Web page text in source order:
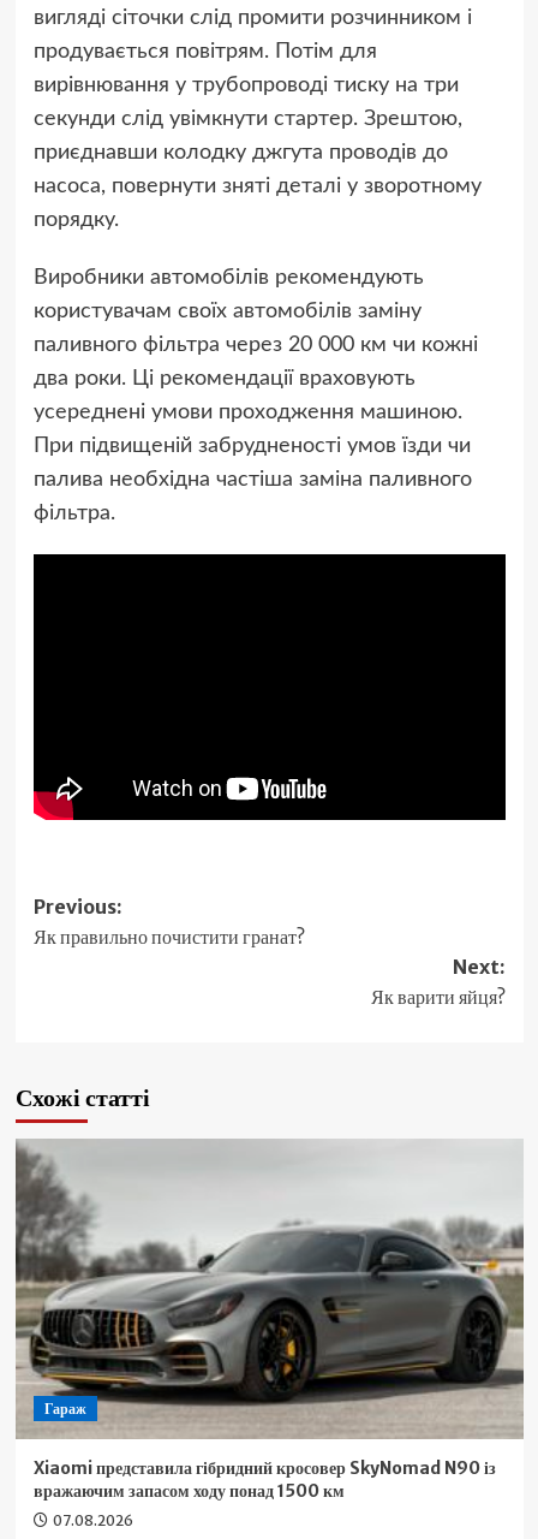
вигляді сіточки слід промити розчинником і
продувається повітрям. Потім для
вирівнювання у трубопроводі тиску на три
секунди слід увімкнути стартер. Зрештою,
приєднавши колодку джгута проводів до
насоса, повернути зняті деталі у зворотному
порядку.
Виробники автомобілів рекомендують
користувачам своїх автомобілів заміну
паливного фільтра через 20 000 км чи кожні
два роки. Ці рекомендації враховують
усереднені умови проходження машиною.
При підвищеній забрудненості умов їзди чи
палива необхідна частіша заміна паливного
фільтра.
Post
navigation
Previous:
Як правильно почистити гранат?
Next:
Як варити яйця?
Схожі статті
Гараж
Xiaomi представила гібридний кросовер SkyNomad N90 із
вражаючим запасом ходу понад 1500 км
07.08.2026